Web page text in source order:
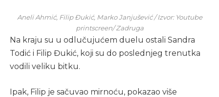
Aneli Ahmić, Filip Đukić, Marko Janjušević / Izvor: Youtube
printscreen/ Zadruga
Na kraju su u odlučujućem duelu ostali Sandra
Todić i Filip Đukić, koji su do poslednjeg trenutka
vodili veliku bitku.
Ipak, Filip je sačuvao mirnoću, pokazao više